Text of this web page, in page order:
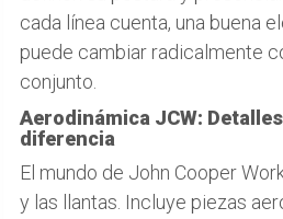
cada línea cuenta, una buena
puede cambiar radicalmente
conjunto.
Aerodinámica JCW:
diferencia
El mundo de John Cooper
y las llantas. Incluye piezas